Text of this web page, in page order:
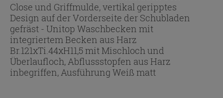
Close und Griffmulde, vertikal geripptes
Design auf der Vorderseite der Schubladen
gefräst - Unitop Waschbecken mit
integriertem Becken aus Harz
Br.121xTi.44xH11,5 mit Mischloch und
Überlaufloch, Abflussstopfen aus Harz
inbegriffen, Ausführung Weiß matt